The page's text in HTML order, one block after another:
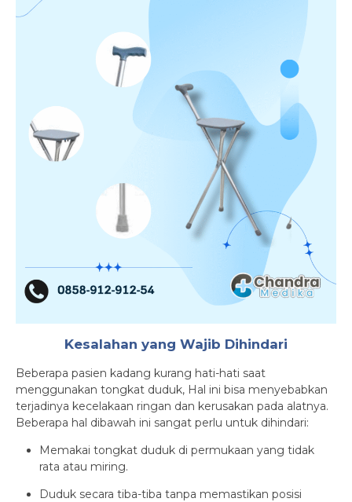
Kesalahan yang Wajib Dihindari
Beberapa pasien kadang kurang hati-hati saat
menggunakan tongkat duduk, Hal ini bisa menyebabkan
terjadinya kecelakaan ringan dan kerusakan pada alatnya.
Beberapa hal dibawah ini sangat perlu untuk dihindari:
Memakai tongkat duduk di permukaan yang tidak
rata atau miring.
Duduk secara tiba-tiba tanpa memastikan posisi